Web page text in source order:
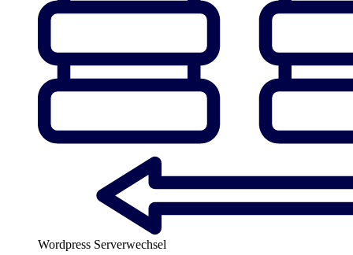
Wordpress Serverwechsel